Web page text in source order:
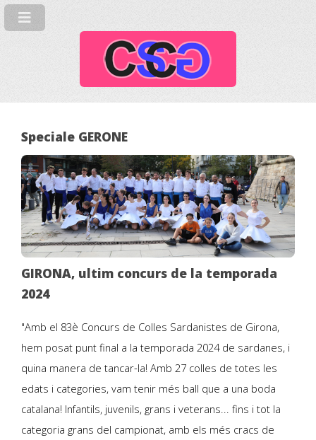
Speciale GERONE
GIRONA, ultim concurs de la temporada
2024
"Amb el 83è Concurs de Colles Sardanistes de Girona,
hem posat punt final a la temporada 2024 de sardanes, i
quina manera de tancar-la! Amb 27 colles de totes les
edats i categories, vam tenir més ball que a una boda
catalana! Infantils, juvenils, grans i veterans... fins i tot la
categoria grans del campionat, amb els més cracs de